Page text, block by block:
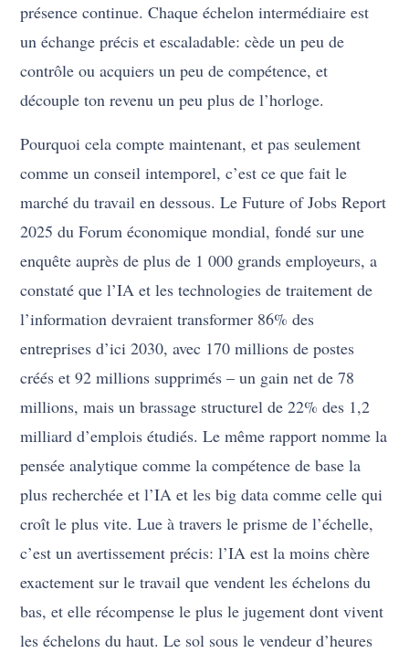
présence continue. Chaque échelon intermédiaire est
un échange précis et escaladable: cède un peu de
contrôle ou acquiers un peu de compétence, et
découple ton revenu un peu plus de l’horloge.
Pourquoi cela compte maintenant, et pas seulement
comme un conseil intemporel, c’est ce que fait le
marché du travail en dessous. Le Future of Jobs Report
2025 du Forum économique mondial, fondé sur une
enquête auprès de plus de 1 000 grands employeurs, a
constaté que l’IA et les technologies de traitement de
l’information devraient transformer 86% des
entreprises d’ici 2030, avec 170 millions de postes
créés et 92 millions supprimés – un gain net de 78
millions, mais un brassage structurel de 22% des 1,2
milliard d’emplois étudiés. Le même rapport nomme la
pensée analytique comme la compétence de base la
plus recherchée et l’IA et les big data comme celle qui
croît le plus vite. Lue à travers le prisme de l’échelle,
c’est un avertissement précis: l’IA est la moins chère
exactement sur le travail que vendent les échelons du
bas, et elle récompense le plus le jugement dont vivent
les échelons du haut. Le sol sous le vendeur d’heures